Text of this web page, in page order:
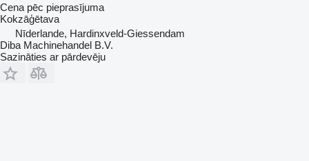
Cena pēc pieprasījuma
Kokzāģētava
Nīderlande, Hardinxveld-Giessendam
Diba Machinehandel B.V.
Sazināties ar pārdevēju